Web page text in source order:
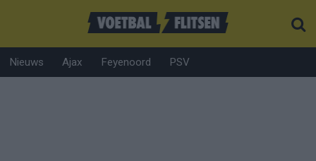
Nieuws Ajax Feyenoord PSV